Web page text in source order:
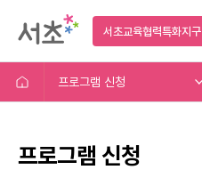
서초교육협력특화지구
프로그램 신청
프로그램 신청